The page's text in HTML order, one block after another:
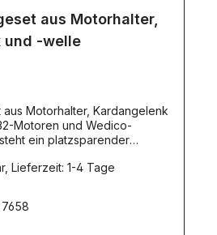
aus Motorhalter,
und -welle
aus Motorhalter, Kardangelenk
Motoren und Wedico-
Lieferzeit: 1-4 Tage
7658